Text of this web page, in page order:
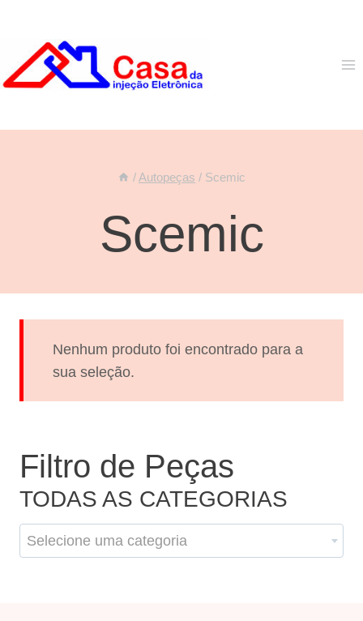
Conteúdo
/Autopeças / Scemic
Scemic
Nenhum produto foi encontrado para a
sua seleção.
Filtro de Peças
TODAS AS CATEGORIAS
Selecione uma categoria